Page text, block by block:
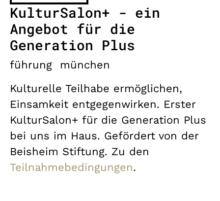
KulturSalon+ - ein
Angebot für die
Generation Plus
führung
münchen
Kulturelle Teilhabe ermöglichen,
Einsamkeit entgegenwirken. Erster
KulturSalon+ für die Generation Plus
bei uns im Haus. Gefördert von der
Beisheim Stiftung. Zu den
Teilnahmebedingungen.